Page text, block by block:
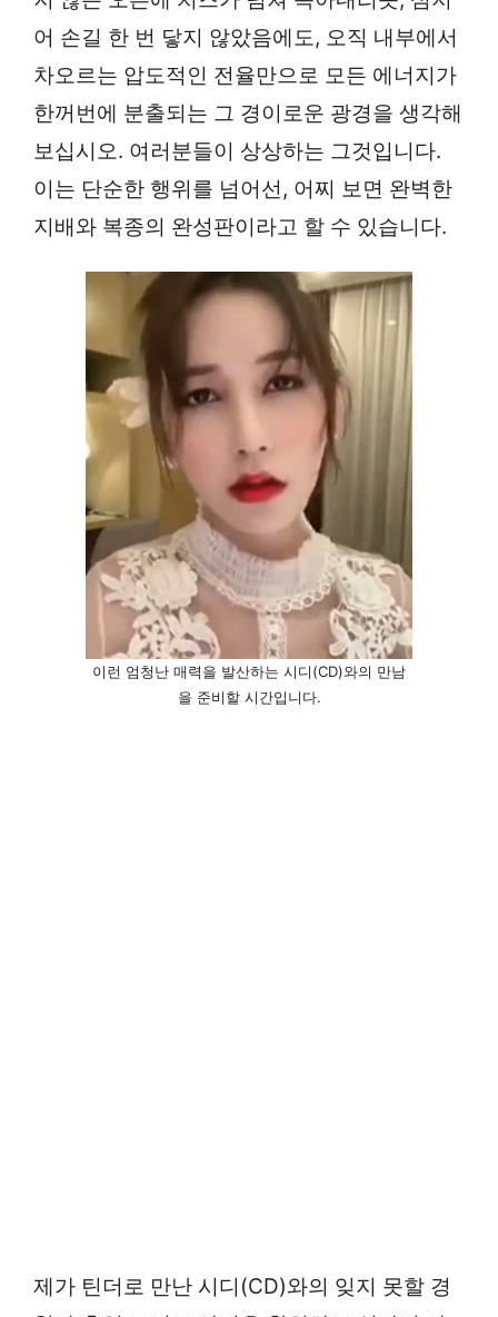
어 손길 한 번 닿지 않았음에도, 오직 내부에서
차오르는 압도적인 전율만으로 모든 에너지가
한꺼번에 분출되는 그 경이로운 광경을 생각해
보십시오. 여러분들이 상상하는 그것입니다.
이는 단순한 행위를 넘어선, 어찌 보면 완벽한
지배와 복종의 완성판이라고 할 수 있습니다.
이런 엄청난 매력을 발산하는 시디(CD)와의 만남
을 준비할 시간입니다.
제가 틴더로 만난 시디(CD)와의 잊지 못할 경